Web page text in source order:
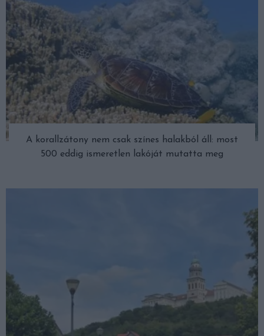
A korallzátony nem csak színes halakból áll: most
500 eddig ismeretlen lakóját mutatta meg